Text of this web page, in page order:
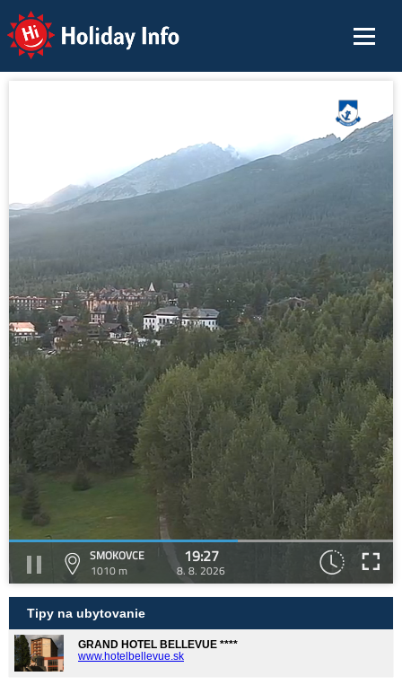
Holiday Info
SMOKOVCE
1010 m
19:27
8. 8. 2026
Tipy na ubytovanie
GRAND HOTEL BELLEVUE ****
www.hotelbellevue.sk